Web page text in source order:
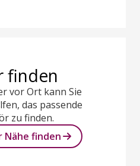
finden
vor Ort kann Sie
das passende
zu finden.
Nähe finden